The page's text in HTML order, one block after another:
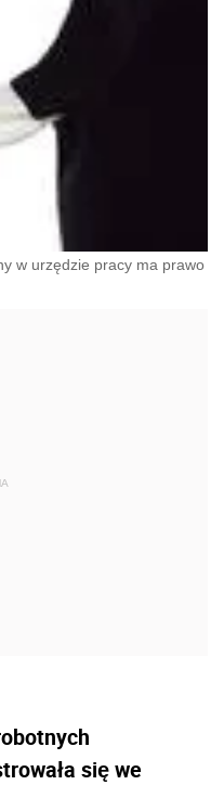
w urzędzie pracy ma prawo
się we